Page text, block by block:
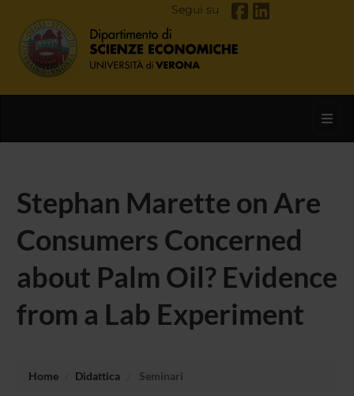
Segui su
Stephan Marette on Are
Consumers Concerned
about Palm Oil? Evidence
from a Lab Experiment
Home Didattica Seminari